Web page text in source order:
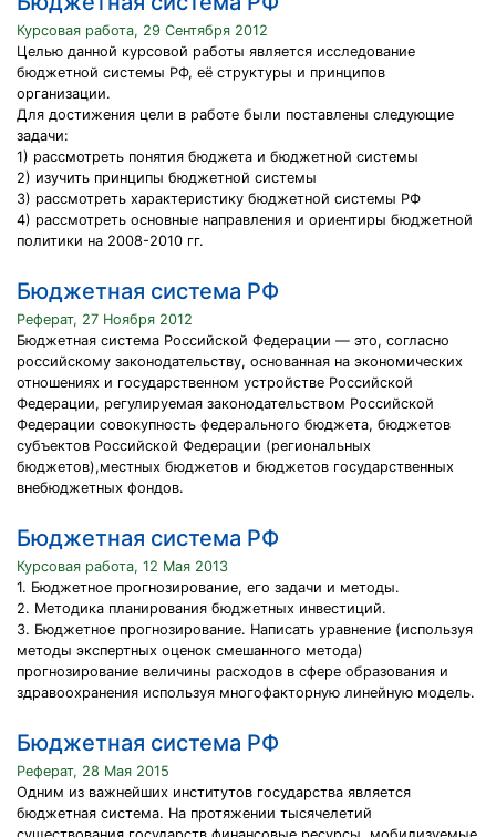
Курсовая работа, 29 Сентября 2012
Целью данной курсовой работы является исследование
бюджетной системы РФ, её структуры и принципов
организации.
Для достижения цели в работе были поставлены следующие
задачи:
1) рассмотреть понятия бюджета и бюджетной системы
2) изучить принципы бюджетной системы
3) рассмотреть характеристику бюджетной системы РФ
4) рассмотреть основные направления и ориентиры бюджетной
политики на 2008-2010 гг.
Бюджетная система РФ
Реферат, 27 Ноября 2012
Бюджетная система Российской Федерации — это, согласно
российскому законодательству, основанная на экономических
отношениях и государственном устройстве Российской
Федерации, регулируемая законодательством Российской
Федерации совокупность федерального бюджета, бюджетов
субъектов Российской Федерации (региональных
бюджетов),местных бюджетов и бюджетов государственных
внебюджетных фондов.
Бюджетная система РФ
Курсовая работа, 12 Мая 2013
1. Бюджетное прогнозирование, его задачи и методы.
2. Методика планирования бюджетных инвестиций.
3. Бюджетное прогнозирование. Написать уравнение (используя
методы экспертных оценок смешанного метода)
прогнозирование величины расходов в сфере образования и
здравоохранения используя многофакторную линейную модель.
Бюджетная система РФ
Реферат, 28 Мая 2015
Одним из важнейших институтов государства является
бюджетная система. На протяжении тысячелетий